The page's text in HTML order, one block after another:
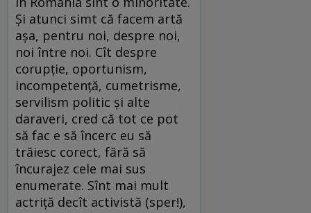
Și atunci simt că facem artă
așa, pentru noi, despre noi,
noi între noi. Cît despre
corupție, oportunism,
incompetență, cumetrisme,
servilism politic și alte
daraveri, cred că tot ce pot
să fac e să încerc eu să
trăiesc corect, fără să
încurajez cele mai sus
enumerate. Sînt mai mult
actriță decît activistă (sper!),